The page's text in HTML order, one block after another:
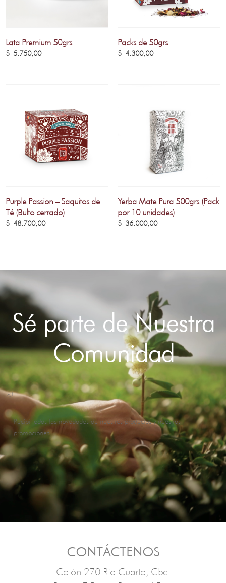
Lata Premium 50grs
$ 5.750,00
Packs de 50grs
$4.300,00
Purple Passion – Saquitos de
Té (Bulto cerrado)
$ 48.700,00
Yerba Mate Pura 500grs (Pack
por 10 unidades)
$36.000,00
Sé parte de Nuestra
Comunidad
<!-
Recibí todas las novedades de nuestros productos y nuestras
promociones.
CONTÁCTENOS
Colón 270 Río Cuarto, Cba.